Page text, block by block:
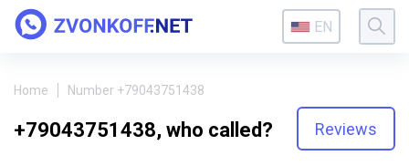
EN
Home Number +79043751438
+79043751438, who called? Reviews